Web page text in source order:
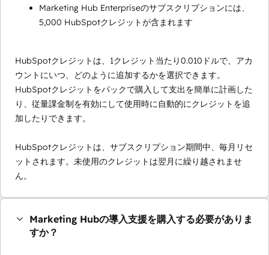
Marketing Hub Enterpriseのサブスクリプションには、
5,000 HubSpotクレジットが含まれます
HubSpotクレジットは、1クレジット当たり0.010ドルで、アカ
ウントにいつ、どのように追加するかを選択できます。
HubSpotクレジットをパックで購入して支出を簡単に計画した
り、従量課金制を有効にして使用時に自動的にクレジットを追
加したりできます。
HubSpotクレジットは、サブスクリプション期間中、毎月リセ
ットされます。未使用のクレジットは翌月に繰り越されませ
ん。
Marketing Hubの導入支援を購入する必要がありま
すか？